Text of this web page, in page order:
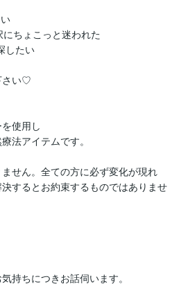
ちょこっと迷われた
したい
さい♡
使用し
法アイテムです。
せん。全ての方に必ず変化が現れ
するとお約束するものではありませ
持ちにつきお話伺います。